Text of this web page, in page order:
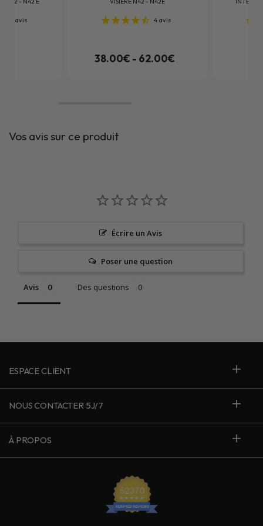
avis 4 avis
38.00€ - 62.00€
Vos avis sur ce produit
Écrire un Avis
Poser une question
Avis Des questions
ESPACE CLIENT
NOUS CONTACTER 5J/7
À PROPOS